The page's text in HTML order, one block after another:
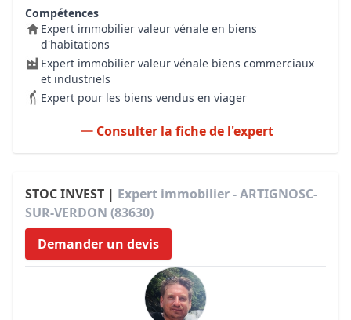
Compétences
Expert immobilier valeur vénale en biens
d'habitations
Expert immobilier valeur vénale biens commerciaux
et industriels
Expert pour les biens vendus en viager
Consulter la fiche de l'expert
STOC INVEST | Expert immobilier - ARTIGNOSC-
SUR-VERDON (83630)
Demander un devis